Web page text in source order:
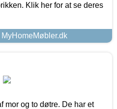
Klik her for at se deres
mor og to døtre. De har et